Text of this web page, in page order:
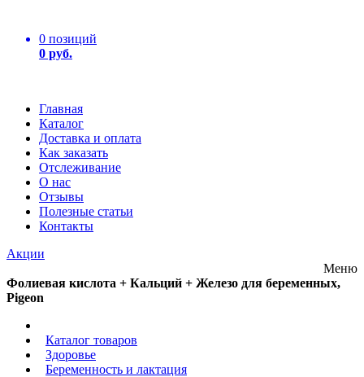
0 позиций
0 руб.
Главная
Каталог
Доставка и оплата
Как заказать
Отслеживание
О нас
Отзывы
Полезные статьи
Контакты
Акции
Меню
Фолиевая кислота + Кальций + Железо для беременных,
Pigeon
Каталог товаров
Здоровье
Беременность и лактация